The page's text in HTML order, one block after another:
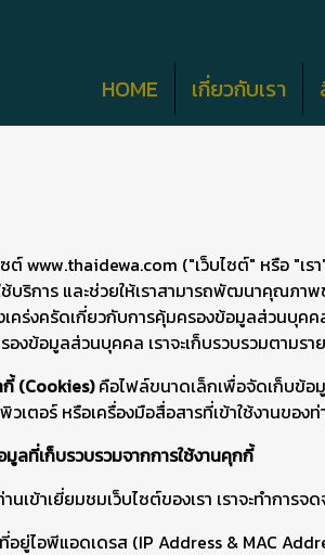
HOME เกี่ยวกับเรา
ซต์ www.thaidewa.com ("เว็บไซต์" หรือ "
ช้บริการ และช่วยให้เราสามารถพัฒนาคุณภา
เคร่งครัดเกี่ยวกับการคุ้มครองข้อมูลส่วนบุ
องข้อมูลส่วนบุคคล เราจะเก็บรวบรวมตามร
กี้ (Cookies)คือไฟล์ขนาดเล็กเพื่อจัดเก็บข้อมู
วเตอร์ หรือเครื่องมือสื่อสารที่เข้าใช้งานของ
มูลที่เก็บรวบรวมจากการใช้งานคุกกี้
านเข้าเยี่ยมชมเว็บไซต์ของเรา เราจะทำกา
ยู่ไอพีแอดเดรส (IP Address & MAC